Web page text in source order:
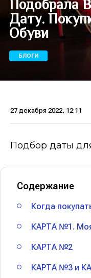
Подобрала
Дату.
Обуви
БЛОГИ
27 декабря 2022, 12:11
Подбор даты
Содержание
Когда
КАРТА №1.
КАРТА №2
КАРТА №3 и